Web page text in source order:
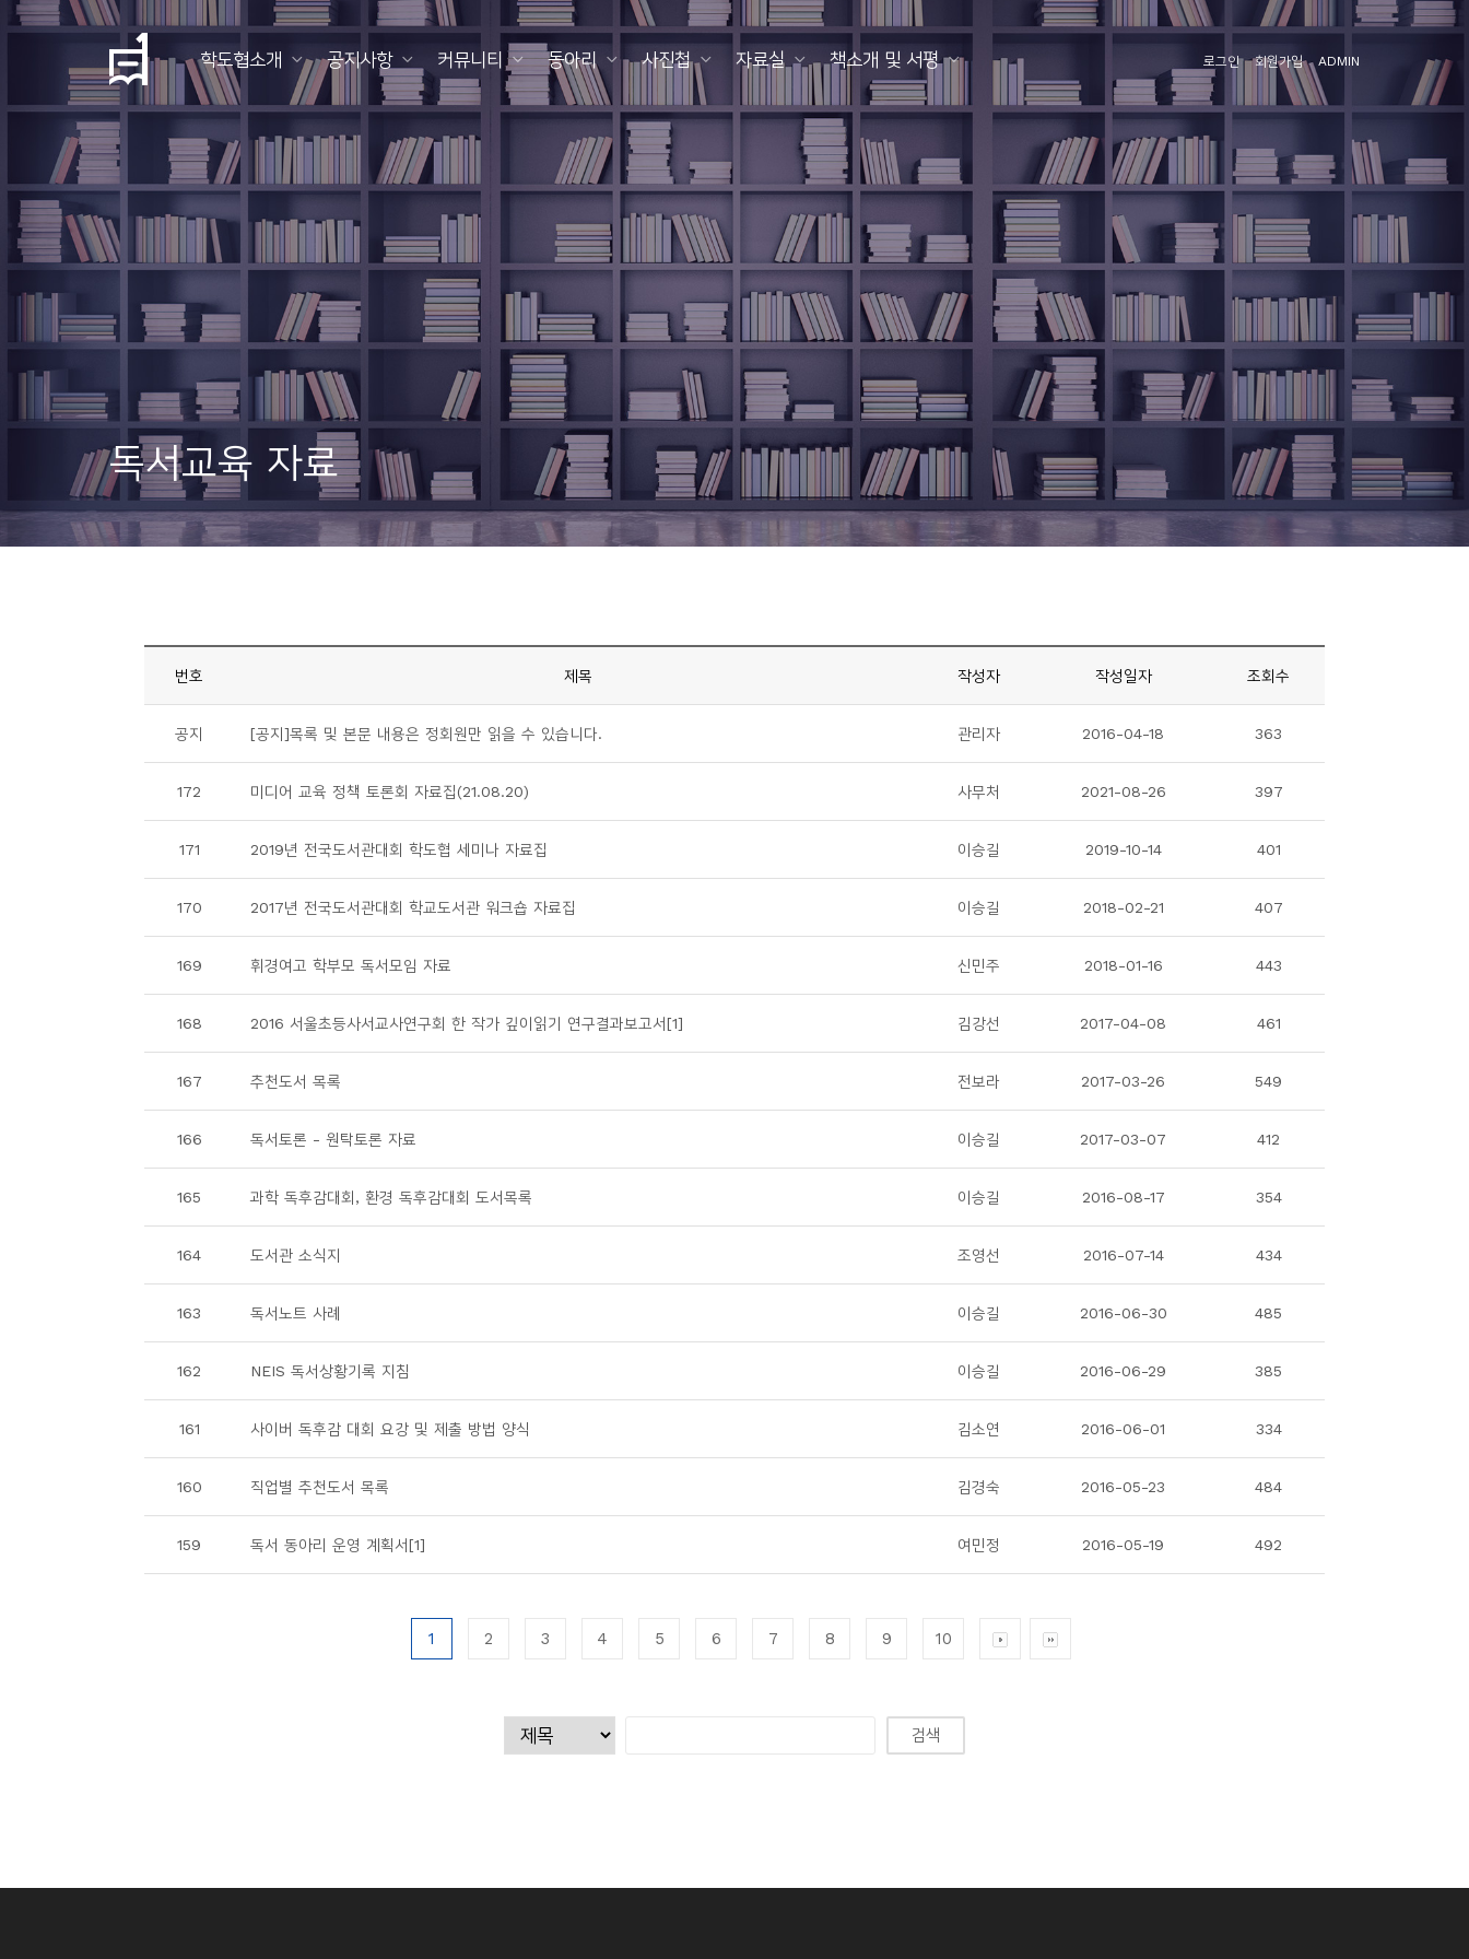
학도협소개 공지사항 커뮤니티 동아리 사진첩 자료실 책소개 및 서평 로그인 회원가입 ADMIN
독서교육 자료
번호 제목 작성자 작성일자 조회수
공지 [공지]목록 및 본문 내용은 정회원만 읽을 수 있습니다. 관리자 2016-04-18 363
172 미디어 교육 정책 토론회 자료집(21.08.20) 사무처 2021-08-26 397
171 2019년 전국도서관대회 학도협 세미나 자료집 이승길 2019-10-14 401
170 2017년 전국도서관대회 학교도서관 워크숍 자료집 이승길 2018-02-21 407
169 휘경여고 학부모 독서모임 자료 신민주 2018-01-16 443
168 2016 서울초등사서교사연구회 한 작가 깊이읽기 연구결과보고서[1] 김강선 2017-04-08 461
167 추천도서 목록 전보라 2017-03-26 549
166 독서토론 - 원탁토론 자료 이승길 2017-03-07 412
165 과학 독후감대회, 환경 독후감대회 도서목록 이승길 2016-08-17 354
164 도서관 소식지 조영선 2016-07-14 434
163 독서노트 사례 이승길 2016-06-30 485
162 NEIS 독서상황기록 지침 이승길 2016-06-29 385
161 사이버 독후감 대회 요강 및 제출 방법 양식 김소연 2016-06-01 334
160 직업별 추천도서 목록 김경숙 2016-05-23 484
159 독서 동아리 운영 계획서[1] 여민정 2016-05-19 492
1 2 3 4 5 6 7 8 9 10
협
소
개
니
티